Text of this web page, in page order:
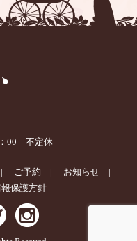
00 不定休
ご予約
お知らせ
保護方針